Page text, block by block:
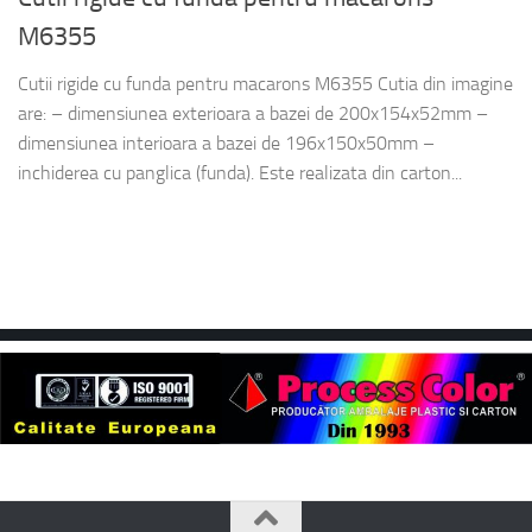
M6355
Cutii rigide cu funda pentru macarons M6355 Cutia din imagine
are: – dimensiunea exterioara a bazei de 200x154x52mm –
dimensiunea interioara a bazei de 196x150x50mm –
inchiderea cu panglica (funda). Este realizata din carton...